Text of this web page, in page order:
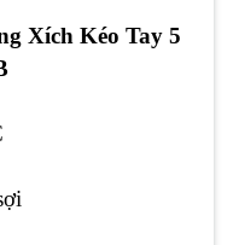
Xích Kéo Tay 5